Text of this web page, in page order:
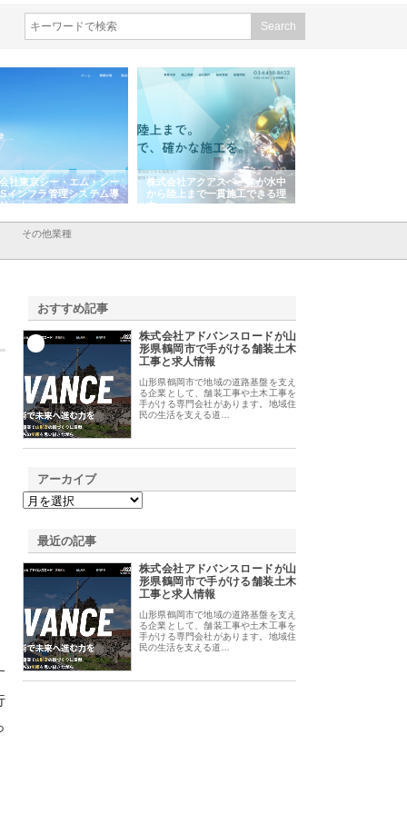
社東京シー・エム・シー
インフラ管理システム導
ット
株式会社アクアスペースが水中
から陸上まで一貫施工できる理
由
その他業種
おすすめ記事
株式会社アドバンスロードが山
形県鶴岡市で手がける舗装土木
工事と求人情報
山形県鶴岡市で地域の道路基盤を支え
る企業として、舗装工事や土木工事を
手がける専門会社があります。地域住
民の生活を支える道…
アーカイブ
最近の記事
株式会社アドバンスロードが山
形県鶴岡市で手がける舗装土木
工事と求人情報
山形県鶴岡市で地域の道路基盤を支え
る企業として、舗装工事や土木工事を
手がける専門会社があります。地域住
民の生活を支える道…